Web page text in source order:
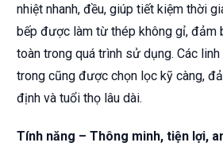
nhiệt nhanh, đều, giúp tiết kiệm thời
bếp được làm từ thép không gỉ, đảm
toàn trong quá trình sử dụng. Các
trong cũng được chọn lọc kỹ càng,
định và tuổi thọ lâu dài.
Tính năng – Thông minh, tiện lợi,